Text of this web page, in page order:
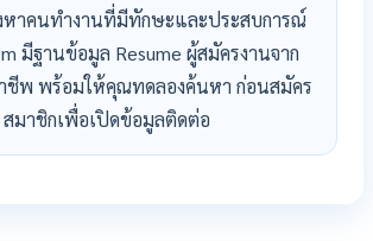
หาคนทำงานที่มีทักษะและประสบการณ์
มีฐานข้อมูล Resume ผู้สมัครงานจาก
ชีพ พร้อมให้คุณทดลองค้นหา ก่อนสมัคร
สมาชิกเพื่อเปิดข้อมูลติดต่อ